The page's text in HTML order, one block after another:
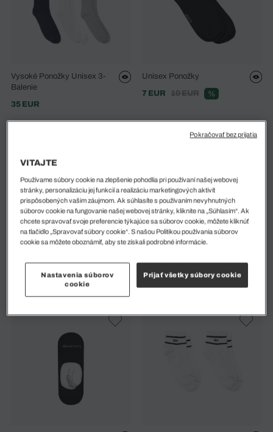
Vysoké Ponožky Unisex 3-
Balenie
35 EUR
Unisex Ponožky
7 EUR
10 EUR %
8 EUR %
11 EUR 15 EUR %
VITAJTE
Používame súbory cookie na zlepšenie pohodlia pri používaní našej webovej
stránky, personalizáciu jej funkcií a realizáciu marketingových aktivít
prispôsobených vašim záujmom. Ak súhlasíte s používaním nevyhnutných
súborov cookie na fungovanie našej webovej stránky, kliknite na „Súhlasím“. Ak
chcete spravovať svoje preferencie týkajúce sa súborov cookie, môžete kliknúť
na tlačidlo „Spravovať súbory cookie“. S našou Politikou používania súborov
cookie sa môžete oboznámiť, aby ste získali podrobné informácie.
Nastavenia súborov
cookie
Prijať všetky súbory cookie
Pokračovať bez prijatia